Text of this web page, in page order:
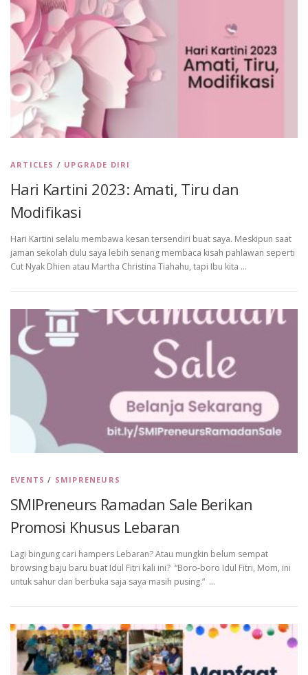
ARTICLES / UPGRADE DIRI
Hari Kartini 2023: Amati, Tiru dan
Modifikasi
Hari Kartini selalu membawa kesan tersendiri buat saya. Meskipun saat
jaman sekolah dulu saya lebih senang membaca kisah pahlawan seperti
Cut Nyak Dhien atau Martha Christina Tiahahu, tapi Ibu kita …
EVENTS / SMIPRENEURS
SMIPreneurs Ramadan Sale Berikan
Promosi Khusus Lebaran
Lagi bingung cari hampers Lebaran? Atau mungkin belum sempat
browsing baju baru buat Idul Fitri kali ini? “Boro-boro Idul Fitri, Mom, ini
untuk sahur dan berbuka saja saya masih pusing.” …